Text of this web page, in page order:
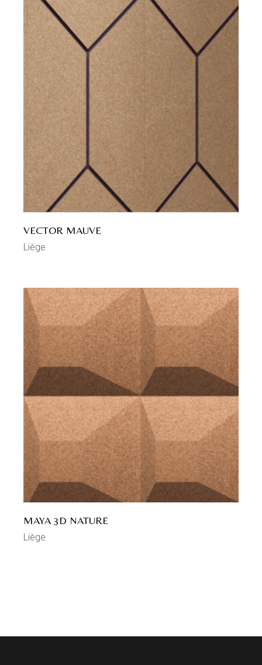
VECTOR MAUVE
Liège
MAYA 3D NATURE
Liège